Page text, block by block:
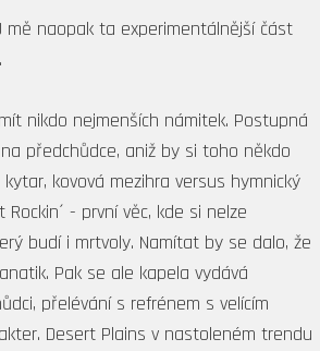
naopak ta experimentálnější část
nikdo nejmenších námitek. Postupná
předchůdce, aniž by si toho někdo
kovová mezihra versus hymnický
- první věc, kde si nelze
budí i mrtvoly. Namítat by se dalo, že
Pak se ale kapela vydává
přelévání s refrénem s velícím
Desert Plains v nastoleném trendu